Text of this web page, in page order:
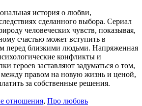
история о любви,
сделанного выбора. Сериал
человеческих чувств, показывая,
счастью может вступить в
перед близкими людьми. Напряженная
конфликты и
героев заставляют задуматься о том,
между правом на новую жизнь и ценой,
за собственные решения.
отношения, Про любовь